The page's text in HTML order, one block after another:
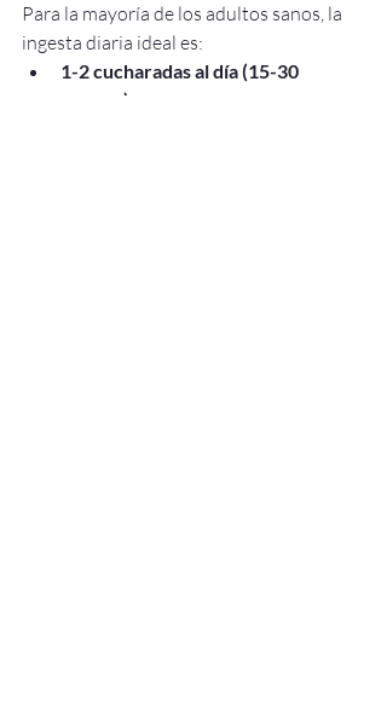
Para la mayoría de los adultos sanos, la
ingesta diaria ideal es:
1-2 cucharadas al día (15-30
gramos)